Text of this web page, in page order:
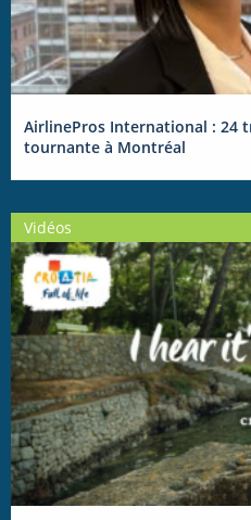
AirlinePros International : 24
tournante à Montréal
Vidéos